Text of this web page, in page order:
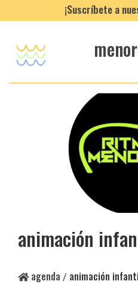
¡Suscríbete a
animación
agenda / animación